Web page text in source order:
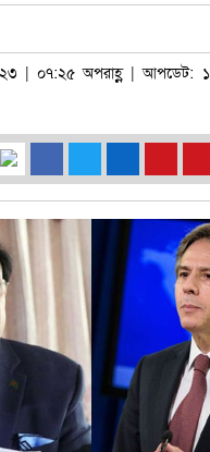
| ০৭:২৫ অপরাহ্ণ | আপডেট: